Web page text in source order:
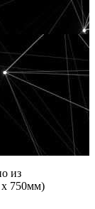
из
x 750мм)